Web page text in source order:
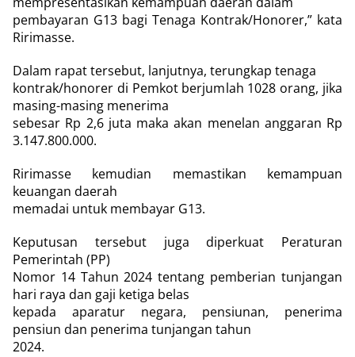
pembayaran G13 bagi Tenaga Kontrak/Honorer,” kata
Ririmasse.
Dalam rapat tersebut, lanjutnya, terungkap tenaga
kontrak/honorer di Pemkot berjumlah 1028 orang, jika
masing-masing menerima
sebesar Rp 2,6 juta maka akan menelan anggaran Rp
3.147.800.000.
Ririmasse kemudian memastikan kemampuan
keuangan daerah
memadai untuk membayar G13.
Keputusan tersebut juga diperkuat Peraturan
Pemerintah (PP)
Nomor 14 Tahun 2024 tentang pemberian tunjangan
hari raya dan gaji ketiga belas
kepada aparatur negara, pensiunan, penerima
pensiun dan penerima tunjangan tahun
2024.